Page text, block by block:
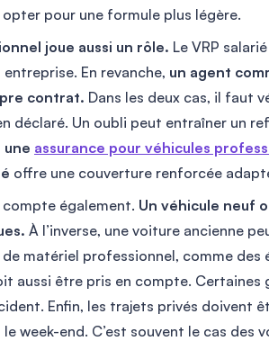
pour une formule plus légère.
joue aussi un rôle. Le VRP
entreprise. En revanche, un agent
contrat. Dans les deux cas, il faut
déclaré. Un oubli peut entraîner un
une assurance pour véhicules
offre une couverture renforcée
également. Un véhicule neuf
À l’inverse, une voiture ancienne
matériel professionnel, comme des
aussi être pris en compte. Certaines
Enfin, les trajets privés doivent
week-end. C’est souvent le cas des